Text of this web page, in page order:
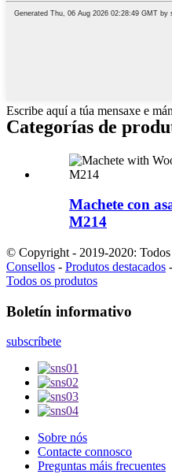
Escribe aquí a túa mensaxe e
Categorías de
Machete con
M214
© Copyright - 2019-2020: Todos
Consellos - Produtos destacados -
Todos os produtos
Boletín informativo
subscríbete
Sobre nós
Contacte connosco
Preguntas máis frecuentes